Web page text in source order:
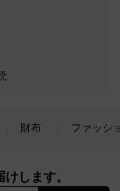
財布 ファッシ
します。​